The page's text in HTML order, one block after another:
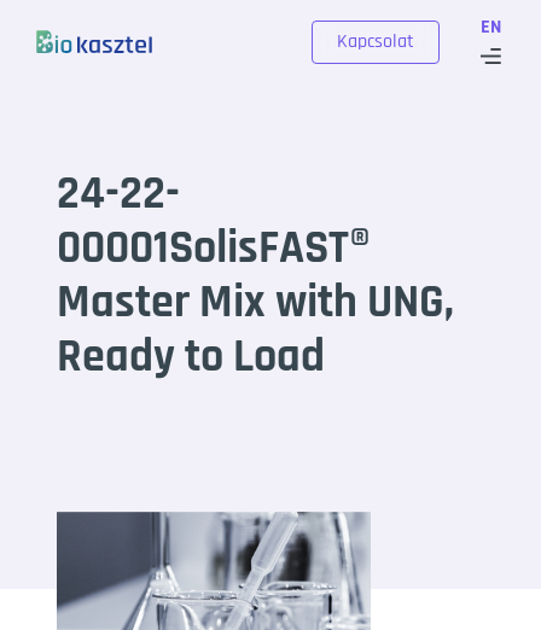
EN
Kapcsolat
24-22-
00001SolisFAST®
Master Mix with UNG,
Ready to Load